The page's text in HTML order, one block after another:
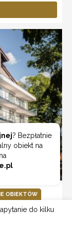
? Bezpłatnie
obiekt na
OBIEKTÓW
do kilku